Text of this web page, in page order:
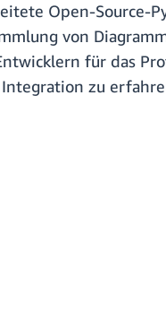
Open-Source-
von
für das
zu